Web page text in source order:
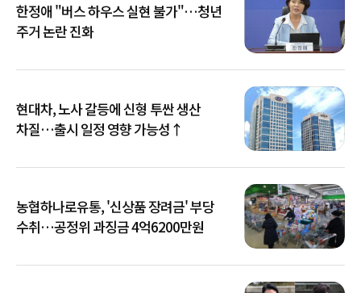
한정애 "버스 하우스 실현 불가"…청년
주거 논란 진화
현대차, 노사 갈등에 신형 투싼 생산
차질…출시 일정 영향 가능성↑
농협하나로유통, '신상품 장려금' 부당
수취…공정위 과징금 4억6200만원